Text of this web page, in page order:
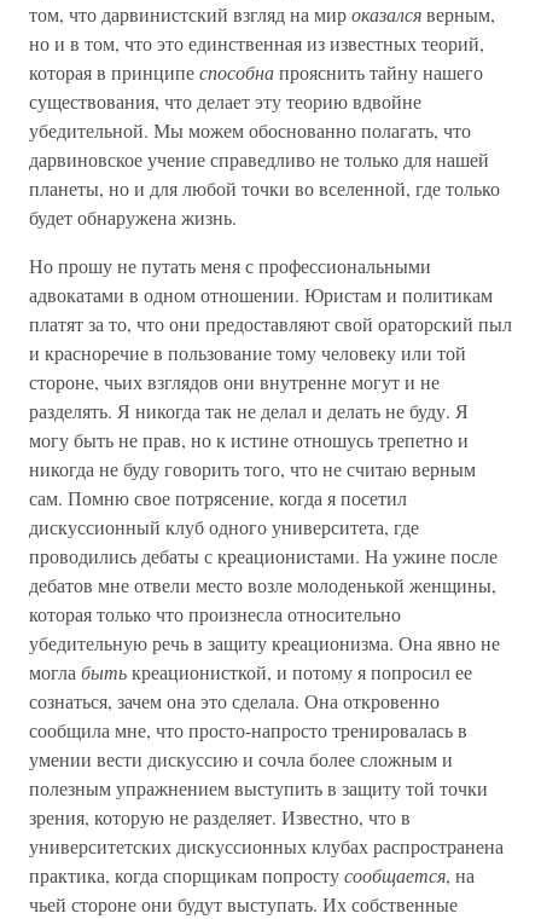
том, что дарвинистский взгляд на мироказалсяверным,
но и в том, что это единственная из известных теорий,
которая в принципеспособнапрояснить тайну нашего
существования, что делает эту теорию вдвойне
убедительной. Мы можем обоснованно полагать, что
дарвиновское учение справедливо не только для нашей
планеты, но и для любой точки во вселенной, где только
будет обнаружена жизнь.
Но прошу не путать меня с профессиональными
адвокатами в одном отношении. Юристам и политикам
платят за то, что они предоставляют свой ораторский пыл
и красноречие в пользование тому человеку или той
стороне, чьих взглядов они внутренне могут и не
разделять. Я никогда так не делал и делать не буду. Я
могу быть не прав, но к истине отношусь трепетно и
никогда не буду говорить того, что не считаю верным
сам. Помню свое потрясение, когда я посетил
дискуссионный клуб одного университета, где
проводились дебаты с креационистами. На ужине после
дебатов мне отвели место возле молоденькой женщины,
которая только что произнесла относительно
убедительную речь в защиту креационизма. Она явно не
моглабытькреационисткой, и потому я попросил ее
сознаться, зачем она это сделала. Она откровенно
сообщила мне, что просто-напросто тренировалась в
умении вести дискуссию и сочла более сложным и
полезным упражнением выступить в защиту той точки
зрения, которую не разделяет. Известно, что в
университетских дискуссионных клубах распространена
практика, когда спорщикам попростусообщается, на
чьей стороне они будут выступать. Их собственные